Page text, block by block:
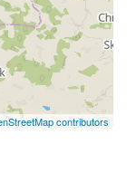
contributors